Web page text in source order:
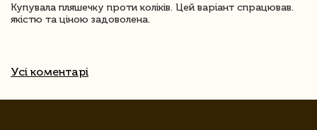
Купувала пляшечку проти коліків. Цей варіант спрацював.
якістю та ціною задоволена.
Усі коментарі